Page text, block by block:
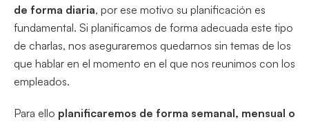
de forma diaria, por ese motivo su planificación es
fundamental. Si planificamos de forma adecuada este tipo
de charlas, nos aseguraremos quedarnos sin temas de los
que hablar en el momento en el que nos reunimos con los
empleados.
Para ello planificaremos de forma semanal, mensual o